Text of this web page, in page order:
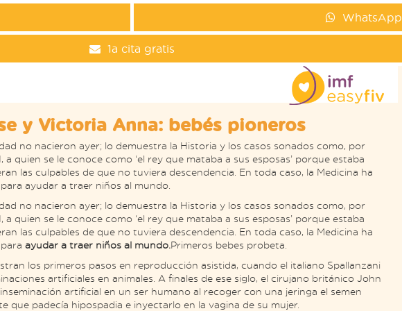
WhatsApp
1a cita gratis
y Victoria Anna: bebés pioneros
no nacieron ayer; lo demuestra la Historia y los casos sonados como, por
a quien se le conoce como ‘el rey que mataba a sus esposas’ porque estaba
las culpables de que no tuviera descendencia. En toda caso, la Medicina ha
ayudar a traer niños al mundo.
no nacieron ayer; lo demuestra la Historia y los casos sonados como, por
a quien se le conoce como ‘el rey que mataba a sus esposas’ porque estaba
las culpables de que no tuviera descendencia. En toda caso, la Medicina ha
ayudar a traer niños al mundo.Primeros bebes probeta.
los primeros pasos en reproducción asistida, cuando el italiano Spallanzani
artificiales en animales. A finales de ese siglo, el cirujano británico John
artificial en un ser humano al recoger con una jeringa el semen
que padecía hipospadia e inyectarlo en la vagina de su mujer.